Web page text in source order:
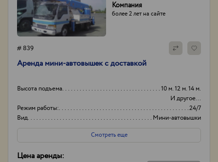
Компания
более 2 лет на сайте
# 839
Аренда мини-автовышек с доставкой
Высота подъема
10 м. 12 м. 14 м.
И другое...
Режим работы:
24/7
Вид
Мини-автовышки
Высота вышки
19м
Смотреть еще
Цена аренды: